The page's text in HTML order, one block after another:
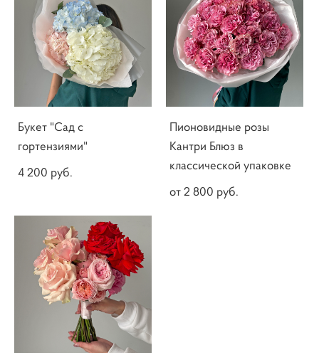
Букет "Сад с
гортензиями"
4 200 pуб.
Пионовидные розы
Кантри Блюз в
классической упаковке
от 2 800 pуб.